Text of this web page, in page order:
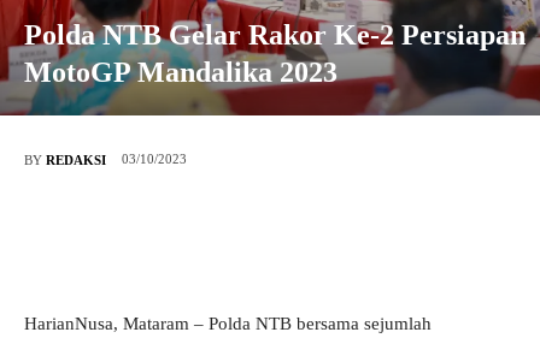
Polda NTB Gelar Rakor Ke-2 Persiapan
MotoGP Mandalika 2023
BY REDAKSI 03/10/2023
HarianNusa, Mataram – Polda NTB bersama sejumlah